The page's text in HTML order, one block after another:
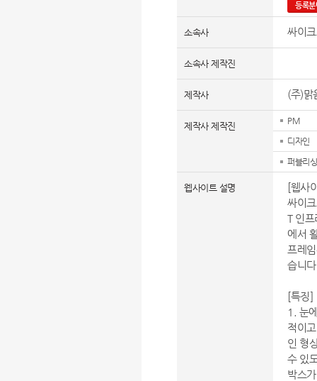
등록분
소속사 싸이
소속사 제작진
제작사 (주)맑
제작사 제작진 PM
디자인
퍼블리싱
웹사이트 설명
[웹사
싸이
T 인
에서
프레
습니
[특징]
1. 눈
적이
인 형
수 있
박스